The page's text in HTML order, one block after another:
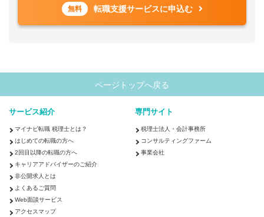
無料 転職支援サービスに申込む
ページトップへ戻る
サービス紹介
マイナビ転職 税理士とは？
はじめての転職の方へ
2回目以降の転職の方へ
キャリアアドバイザーのご紹介
非公開求人とは
よくあるご質問
Web面談サービス
アクセスマップ
専門サイト
税理士法人・会計事務所
コンサルティングファーム
事業会社